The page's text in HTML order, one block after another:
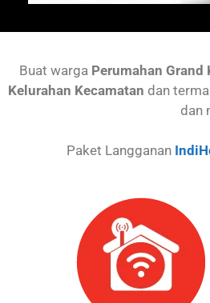
Buat warga Perumahan Grand
Kelurahan Kecamatan dan
dan
Paket Langganan